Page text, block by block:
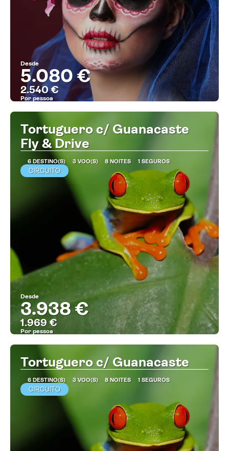
Desde
5.080 €
2.540 €
Por pessoa
MAIS INFORMAÇÃO
Tortuguero c/ Guanacaste
Fly & Drive
6 DESTINO(S) 3 VOO(S) 8 NOITES 1 SEGUROS
CIRCUITO
Desde
3.938 €
1.969 €
Por pessoa
MAIS INFORMAÇÃO
Tortuguero c/ Guanacaste
6 DESTINO(S) 3 VOO(S) 8 NOITES 1 SEGUROS
CIRCUITO